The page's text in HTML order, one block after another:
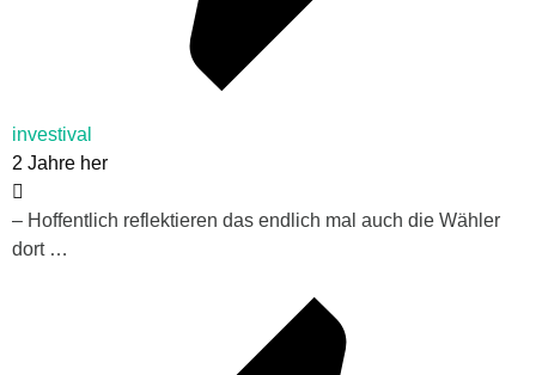
investival
2 Jahre her
– Hoffentlich reflektieren das endlich mal auch die Wähler
dort …